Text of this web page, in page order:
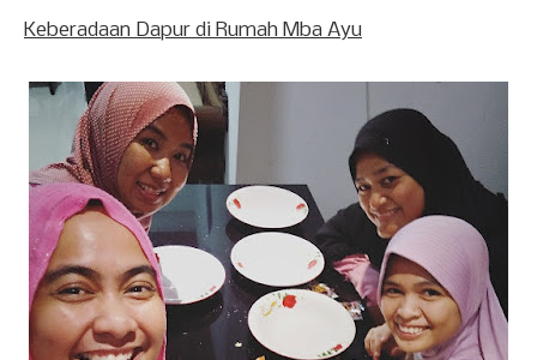
Keberadaan Dapur di Rumah Mba Ayu